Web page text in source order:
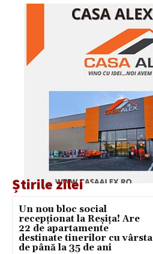
Știrile zilei
Un nou bloc social
recepționat la Reșița! Are
22 de apartamente
destinate tinerilor cu vârsta
de până la 35 de ani